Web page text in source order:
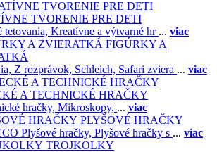
TVORENIE PRE DETI
tetovania, Kreatívne a výtvarné hr ... viac
FIGÚRKY A
Z rozprávok, Schleich, Safari zviera ... viac
A TECHNICKÉ HRAČKY
hračky, Mikroskopy, ... viac
PLYŠOVÉ HRAČKY
Plyšové hračky, Plyšové hračky s ... viac
TROJKOLKY